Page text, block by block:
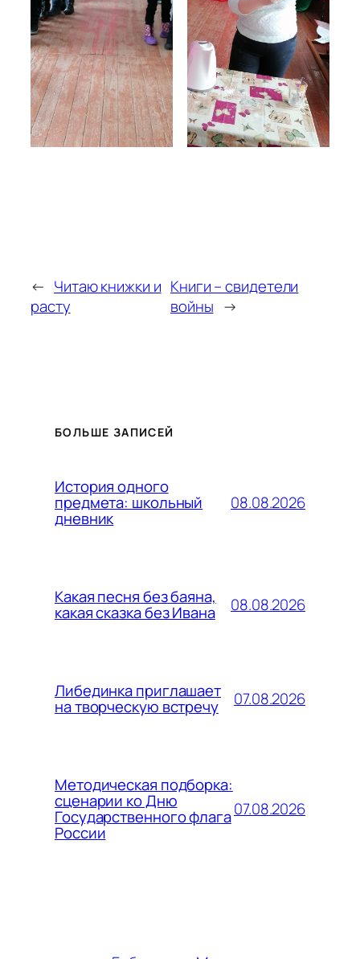
← Читаю книжки и
расту
Книги – свидетели
войны →
БОЛЬШЕ ЗАПИСЕЙ
История одного
предмета: школьный
дневник
08.08.2026
Какая песня без баяна,
какая сказка без Ивана 08.08.2026
Либединка приглашает
на творческую встречу 07.08.2026
Методическая подборка:
сценарии ко Дню
Государственного флага
России
07.08.2026